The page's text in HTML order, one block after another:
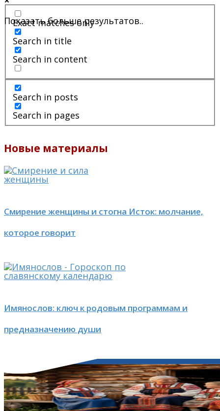
Показать больше результатов..
Exact matches only
Search in title
Search in content
Search in posts
Search in pages
Новые материалы
Смирение женщины и стогна Исток: молчание,
которое говорит
Имянослов: ключ к родовым программам и
предназначению души